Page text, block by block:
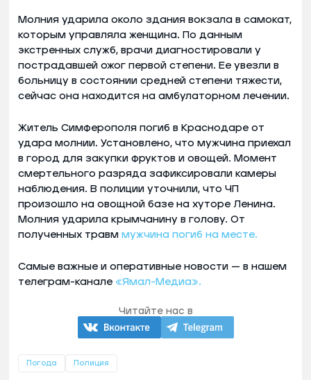
Молния ударила около здания вокзала в самокат,
которым управляла женщина. По данным
экстренных служб, врачи диагностировали у
пострадавшей ожог первой степени. Ее увезли в
больницу в состоянии средней степени тяжести,
сейчас она находится на амбулаторном лечении.
Житель Симферополя погиб в Краснодаре от
удара молнии. Установлено, что мужчина приехал
в город для закупки фруктов и овощей. Момент
смертельного разряда зафиксировали камеры
наблюдения. В полиции уточнили, что ЧП
произошло на овощной базе на хуторе Ленина.
Молния ударила крымчанину в голову. От
полученных травм мужчина погиб на месте.
Самые важные и оперативные новости — в нашем
телеграм-канале «Ямал-Медиа».
Читайте нас в
Погода Полиция